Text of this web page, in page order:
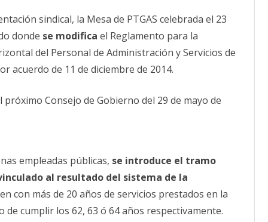
ACTUALIDAD
PUBLICACIONES
IMÁGENES FEMINISTAS
MUJERES DE LA INTERSINDICAL
AFILIACIÓN
requisito
para
la
Carrera
Profesional
del
PTGAS
sindical, la Mesa de PTGAS celebrada el 23
donde se modifica el Reglamento para la
del Personal de Administración y Servicios de
acuerdo de 11 de diciembre de 2014.
Consejo de Gobierno del 29 de mayo de
empleadas públicas, se introduce el tramo
al resultado del sistema de la
con más de 20 años de servicios prestados en la
cumplir los 62, 63 ó 64 años respectivamente.